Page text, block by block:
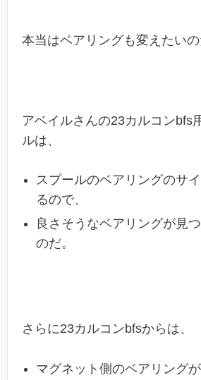
本当はベアリングも変えたいの
アベイルさんの23カルコンbfs
ルは、
スプールのベアリングのサ
るので、
良さそうなベアリングが見
のだ。
さらに23カルコンbfsからは、
マグネット側のベアリング